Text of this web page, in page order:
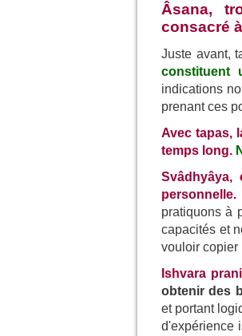
Âsana,
consacré
Juste avant,
constituent
indications
prenant ces
Avec tapas,
temps long.
Svâdhyâya,
personnelle.
pratiquons à
capacités et
vouloir copier
Ishvara
obtenir des
et portant
d'expérience